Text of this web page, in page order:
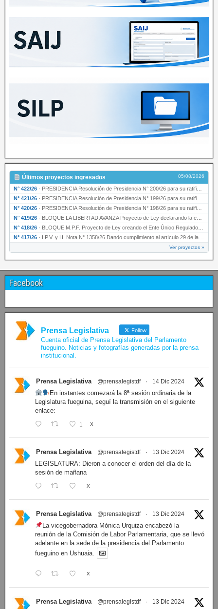
Últimos proyectos ingresados 05/08/2026
N° 422/26 · PRESIDENCIA Resolución de Presidencia N° 200/26 para su ratificación.
N° 421/26 · PRESIDENCIA Resolución de Presidencia N° 199/26 para su ratificación.
N° 420/26 · PRESIDENCIA Resolución de Presidencia N° 198/26 para su ratificación.
N° 419/26 · BLOQUE LA LIBERTAD AVANZA Proyecto de Ley declarando la esencialidad del servicio educativ…
N° 418/26 · BLOQUE M.P.F. Proyecto de Ley creando el Ente Único Regulador de servicios públicos de la …
N° 417/26 · I.P.V. y H. Nota N° 1358/26 Dando cumplimiento al artículo 29 de la Ley provincial N° 1399…
Ver proyectos »
Facebook
Prensa Legislativa Follow
Cuenta oficial de Prensa Legislativa del Parlamento
fueguino. Noticias y fotografías generadas por la prensa
institucional.
Prensa Legislativa @prensalegistdf · 14 Dic 2024
En instantes comezará la 8ª sesión ordinaria de la
Legislatura fueguina, seguí la transmisión en el siguiente
enlace:
1 X
Prensa Legislativa @prensalegistdf · 13 Dic 2024
LEGISLATURA: Dieron a conocer el orden del día de la
sesión de mañana
X
Prensa Legislativa @prensalegistdf · 13 Dic 2024
La vicegobernadora Mónica Urquiza encabezó la
reunión de la Comisión de Labor Parlamentaria, que se llevó
adelante en la sede de la presidencia del Parlamento
fueguino en Ushuaia.
X
Prensa Legislativa @prensalegistdf · 13 Dic 2024